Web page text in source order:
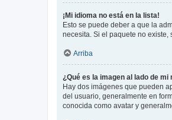
¡Mi idioma no está en la lista!
Esto se puede deber a que la
necesita. Si el paquete no
Arriba
¿Qué es la imagen al lado de
Hay dos imágenes que pueden
del usuario, generalmente en
conocida como avatar y